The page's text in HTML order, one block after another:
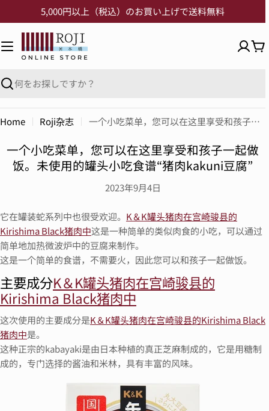
5,000円以上（税込）のお買い上げで送料無料
Home Roji杂志 一个小吃菜单，您可以在这里享受和孩子一起做饭。未使用的罐头小吃食谱“猪肉kakuni豆腐”
一个小吃菜单，您可以在这里享受和孩子一起做
饭。未使用的罐头小吃食谱“猪肉kakuni豆腐”
2023年9月4日
它在罐装蛇系列中也很受欢迎。 K＆K罐头猪肉在宫崎骏县的
Kirishima Black猪肉中这是一种简单的类似肉食的小吃，可以通过
简单地加热微波炉中的豆腐来制作。
这是一个简单的食谱，不需要火，因此您可以和孩子一起做饭。
主要成分K＆K罐头猪肉在宫崎骏县的
Kirishima Black猪肉中
这次使用的主要成分是K＆K罐头猪肉在宫崎骏县的Kirishima Black
猪肉中是。
这种正宗的kabayaki是由日本种植的真正芝麻制成的，它是用糖制
成的，专门选择的酱油和米林，具有丰富的风味。